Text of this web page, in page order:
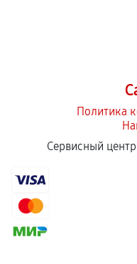
Политика
Сервисный